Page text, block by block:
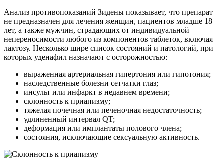
Анализ противопоказаний Зидены показывает, что препарат
не предназначен для лечения женщин, пациентов младше 18
лет, а также мужчин, страдающих от индивидуальной
непереносимости любого из компонентов таблеток, включая
лактозу. Несколько шире список состояний и патологий, при
которых уденафил назначают с осторожностью:
выраженная артериальная гипертония или гипотония;
наследственные болезни сетчатки глаз;
инсульт или инфаркт в недавнем времени;
склонность к приапизму;
тяжелая почечная или печеночная недостаточность;
удлиненный интервал QT;
деформация или имплантаты полового члена;
состояния, исключающие сексуальную активность.